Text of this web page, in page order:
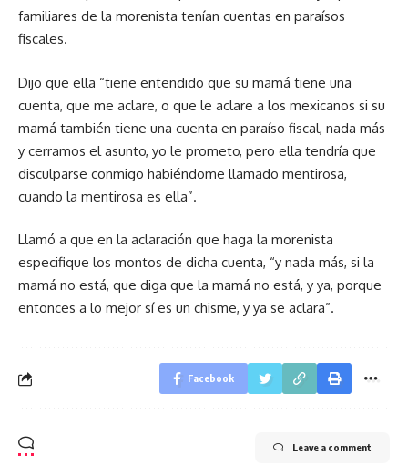
familiares de la morenista tenían cuentas en paraísos
fiscales.
Dijo que ella “tiene entendido que su mamá tiene una
cuenta, que me aclare, o que le aclare a los mexicanos si su
mamá también tiene una cuenta en paraíso fiscal, nada más
y cerramos el asunto, yo le prometo, pero ella tendría que
disculparse conmigo habiéndome llamado mentirosa,
cuando la mentirosa es ella”.
Llamó a que en la aclaración que haga la morenista
especifique los montos de dicha cuenta, “y nada más, si la
mamá no está, que diga que la mamá no está, y ya, porque
entonces a lo mejor sí es un chisme, y ya se aclara”.
Facebook
Leave a comment